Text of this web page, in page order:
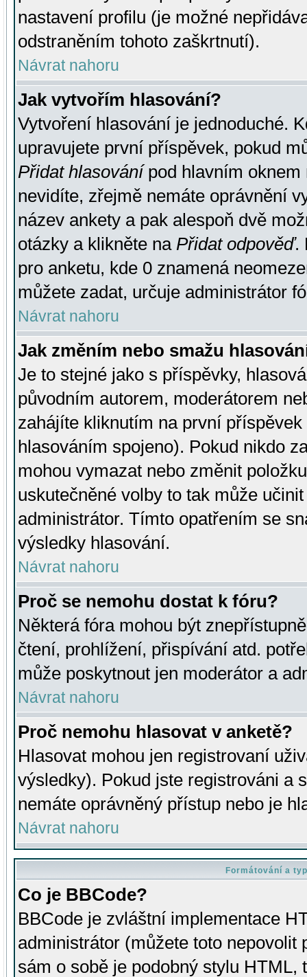
nastavení profilu (je možné
odstraněním tohoto zaškrtnutí).
Návrat nahoru
Jak vytvořím hlasování?
Vytvoření hlasování je jednoduché.
upravujete první příspěvek, pokud
Přidat hlasovánípod hlavním oknem
nevidíte, zřejmě nemáte oprávnění
název ankety a pak alespoň dvě
otázky a klikněte na Přidat odpověď.
pro anketu, kde 0 znamená
můžete zadat, určuje administrátor
Návrat nahoru
Jak změním nebo smažu
Je to stejné jako s příspěvky,
původním autorem, moderátorem
zahájíte kliknutím na první
hlasováním spojeno). Pokud nikdo
mohou vymazat nebo změnit
uskutečněné volby to tak může
administrátor. Tímto opatřením se
výsledky hlasování.
Návrat nahoru
Proč se nemohu dostat k fóru?
Některá fóra mohou být
čtení, prohlížení, přispívání atd.
může poskytnout jen moderátor a
Návrat nahoru
Proč nemohu hlasovat v anketě?
Hlasovat mohou jen registrovaní
výsledky). Pokud jste registrováni a
nemáte oprávněný přístup nebo je
Návrat nahoru
Formátování a
Co je BBCode?
BBCode je zvláštní implementace
administrátor (můžete toto
sám o sobě je podobný stylu HTML,